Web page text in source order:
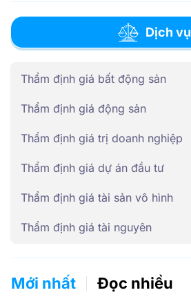
Dịch vụ
Thẩm định giá bất động sản
Thẩm định giá động sản
Thẩm định giá trị doanh nghiệp
Thẩm định giá dự án đầu tư
Thẩm định giá tài sản vô hình
Thẩm định giá tài nguyên
Mới nhất Đọc nhiều